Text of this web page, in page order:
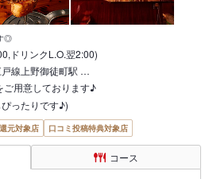
◎
ドリンクL.O.翌2:00)
線上野御徒町駅 …
用意しております♪
ったりです♪)
元対象店 口コミ投稿特典対象店
コース